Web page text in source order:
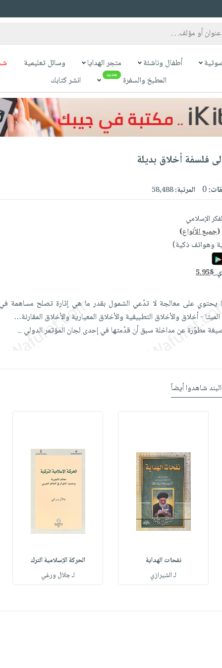
أطفال وناشئة متجر الهدايا وسائل تعليمية
المطبخ والسفرة
جديد انشر كتابك
فلسفة أخلاق بديلة
0 المرتبة:58,488
الإسلامي
(جميع الأنواع)
وهواتف ذكية)
5.95$
يحتوي على معالجة لا تدّعي الشمول بقدر ما هي إثارة تصلح مساهمة في
- أخلاق والأخلاق التطبيقية والأخلاق المعيارية والأخلاق المقارنة…
مطوّرة عن مداخلة سبق أن قدّمتها في إحدى لجان المؤتمر الدولي...
شاهدوا أيضاً
نفحات الهداية
لـ الشيرازي
الحركة الإسلامية الترك
لـ جلال ورغي